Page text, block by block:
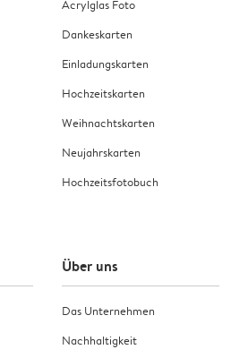
Acrylglas Foto
Dankeskarten
Einladungskarten
Hochzeitskarten
Weihnachtskarten
Neujahrskarten
Hochzeitsfotobuch
Über uns
Das Unternehmen
Nachhaltigkeit